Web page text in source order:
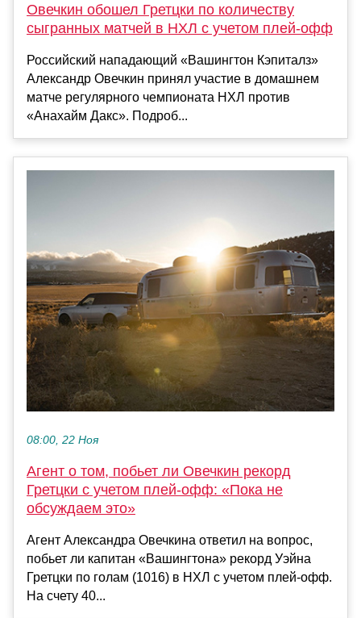
Овечкин обошел Гретцки по количеству
сыгранных матчей в НХЛ с учетом плей‑офф
Российский нападающий «Вашингтон Кэпиталз»
Александр Овечкин принял участие в домашнем
матче регулярного чемпионата НХЛ против
«Анахайм Дакс». Подроб...
08:00, 22 Ноя
Агент о том, побьет ли Овечкин рекорд
Гретцки с учетом плей-офф: «Пока не
обсуждаем это»
Агент Александра Овечкина ответил на вопрос,
побьет ли капитан «Вашингтона» рекорд Уэйна
Гретцки по голам (1016) в НХЛ с учетом плей-офф.
На счету 40...